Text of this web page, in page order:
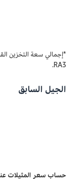
*إجمالي سعة التخزين
RA3.
الجيل السابق
حساب سعر المثيلات